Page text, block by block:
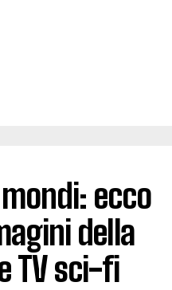
ecco
della
TV sci-fi